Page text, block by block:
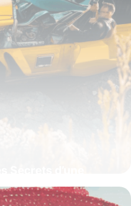
Performante